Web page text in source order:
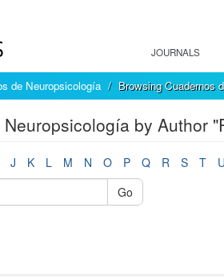
JOURNALS
de Neuropsicología Browsing Cuadernos
by Author
J K L M N O P Q R S T U
Go